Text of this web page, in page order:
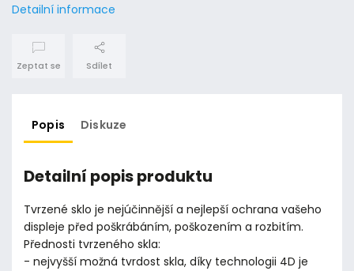
Detailní informace
Zeptat se Sdílet
Popis Diskuze
Detailní popis produktu
Tvrzené sklo je nejúčinnější a nejlepší ochrana vašeho
displeje před poškrábáním, poškozením a rozbitím.
Přednosti tvrzeného skla:
- nejvyšší možná tvrdost skla, díky technologii 4D je